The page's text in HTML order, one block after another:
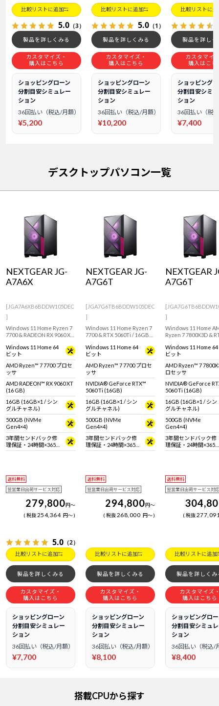
比較リストに追加
5.0 （3）
製品を詳しくみる
カスタマイズ・
購入はこちら
ショッピングローン
分割目安シミュレー
ション
36回払い（税込/月額）
¥5,200
比較リストに追加
5.0 （1）
製品を詳しくみる
カスタマイズ・
購入はこちら
ショッピングローン
分割目安シミュレー
ション
36回払い（税込/月額）
¥10,200
比較リストに追
製品を詳しく
カスタマイ
購入はこち
ショッピング
分割目安シミ
ション
36回払い（税
¥7,400
デスクトップパソコン一覧
NEXTGEAR JG-
A7A6X
[JGA7A6XB6BDDW105DEC
]
Windows 11 Home Ryzen 7
7700 & RADEON RX 9060 XT
ゲーミングデスクトップ
PC。『Minecraft: Java &
Bedrock Edition for PC』付
属。
Windows 11 Home 64
ビット
AMD Ryzen™ 7 7700 プロセ
ッサ
AMD RADEON™ RX 9060 XT
(16 GB)
16GB (16GB×1 / シン
グルチャネル)
500GB (NVMe
Gen4×4)
3年間センドバック修
理保証・24時間×365
日電話サポート
送料無料
翌営業日出荷サービス対応
279,800円～
税抜254,364 円～
5.0 （2）
比較リストに追加
製品を詳しくみる
カスタマイズ・
購入はこちら
ショッピングローン
分割目安シミュレー
ション
36回払い（税込/月額）
¥7,700
NEXTGEAR JG-
A7G6T
[JGA7G6TB6BDDW105DEC
]
Windows 11 Home Ryzen 7
7700 & RTX 5060Ti / 16GB
ングデスクトップPC。
『Minecraft: Java &
Bedrock Edition for PC』付
属。※モニタ・マウス・キ
ーボードは別売りです。
Windows 11 Home 64
ビット
AMD Ryzen™ 7 7700 プロセ
ッサ
NVIDIA® GeForce RTX™
5060 Ti (16GB)
16GB (16GB×1 / シン
グルチャネル)
500GB (NVMe
Gen4×4)
3年間センドバック修
理保証・24時間×365
日電話サポート
送料無料
翌営業日出荷サービス対応
294,800円～
税抜268,000 円～
比較リストに追加
製品を詳しくみる
カスタマイズ・
購入はこちら
ショッピングローン
分割目安シミュレー
ション
36回払い（税込/月額）
¥8,100
NEXTGEAR
A7G6T
]
Windows 11 Home
Ryzen 7 7800X3D &
所に困らないミニタ
ゲーミングデスクト
PC。『Minecraft:
Bedrock Edition for
属。
Windows 11 Home 64
ビット
AMD Ryzen™ 7
ロセッサ
NVIDIA® GeForce
5060 Ti (16GB)
16GB (16GB×1 / シン
グルチャネル)
500GB (NVMe
Gen4×4)
3年間センドバック修
理保証・24時間×365
日電話サポート
送料無料
翌営業日出荷サービス対応
税抜
比較リストに追加
製品を詳しくみ
カスタマイズ
購入はこちら
ショッピングロ
分割目安シミュ
ション
36回払い（税込/
¥8,400
搭載CPUから探す